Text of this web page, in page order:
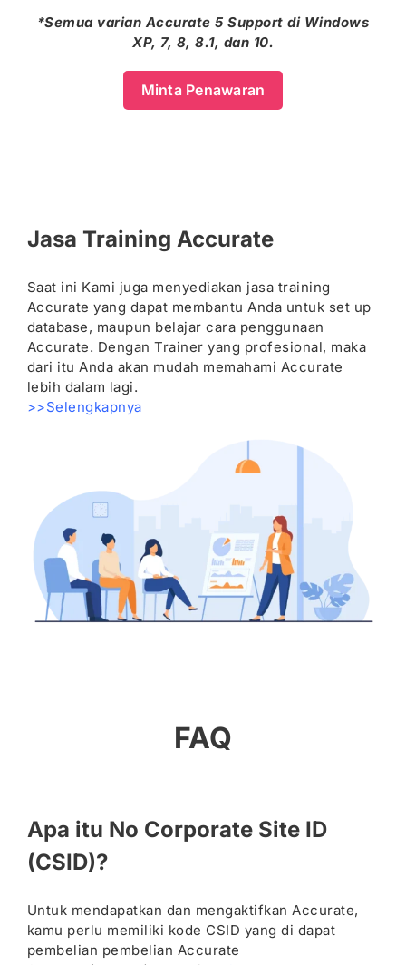
*Semua varian Accurate 5 Support di Windows
XP, 7, 8, 8.1, dan 10.
Minta Penawaran
Jasa Training Accurate
Saat ini Kami juga menyediakan jasa training
Accurate yang dapat membantu Anda untuk set up
database, maupun belajar cara penggunaan
Accurate. Dengan Trainer yang profesional, maka
dari itu Anda akan mudah memahami Accurate
lebih dalam lagi.
>>Selengkapnya
FAQ
Apa itu No Corporate Site ID
(CSID)?
Untuk mendapatkan dan mengaktifkan Accurate,
kamu perlu memiliki kode CSID yang di dapat
pembelian pembelian Accurate